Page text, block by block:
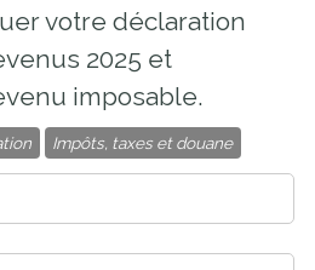
votre déclaration
2025 et
imposable.
Impôts, taxes et douane